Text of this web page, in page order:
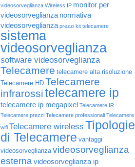
videosorveglianza Wireless IP monitor per
videosorveglianza normativa
videosorveglianza prezzi kit telecamere
sistema
videosorveglianza
software videosorveglianza
Telecamere telecamere alta risoluzione
Telecamere HD Telecamere
infrarossitelecamere ip
telecamere ip megapixel Telecamere IR
Telecamere prezzi Telecamere professionali Telecamere
wifi Telecamere wireless Tipologie
di Telecamere vantaggi
videosorveglianza videosorveglianza
esterna videosorveglianza ip